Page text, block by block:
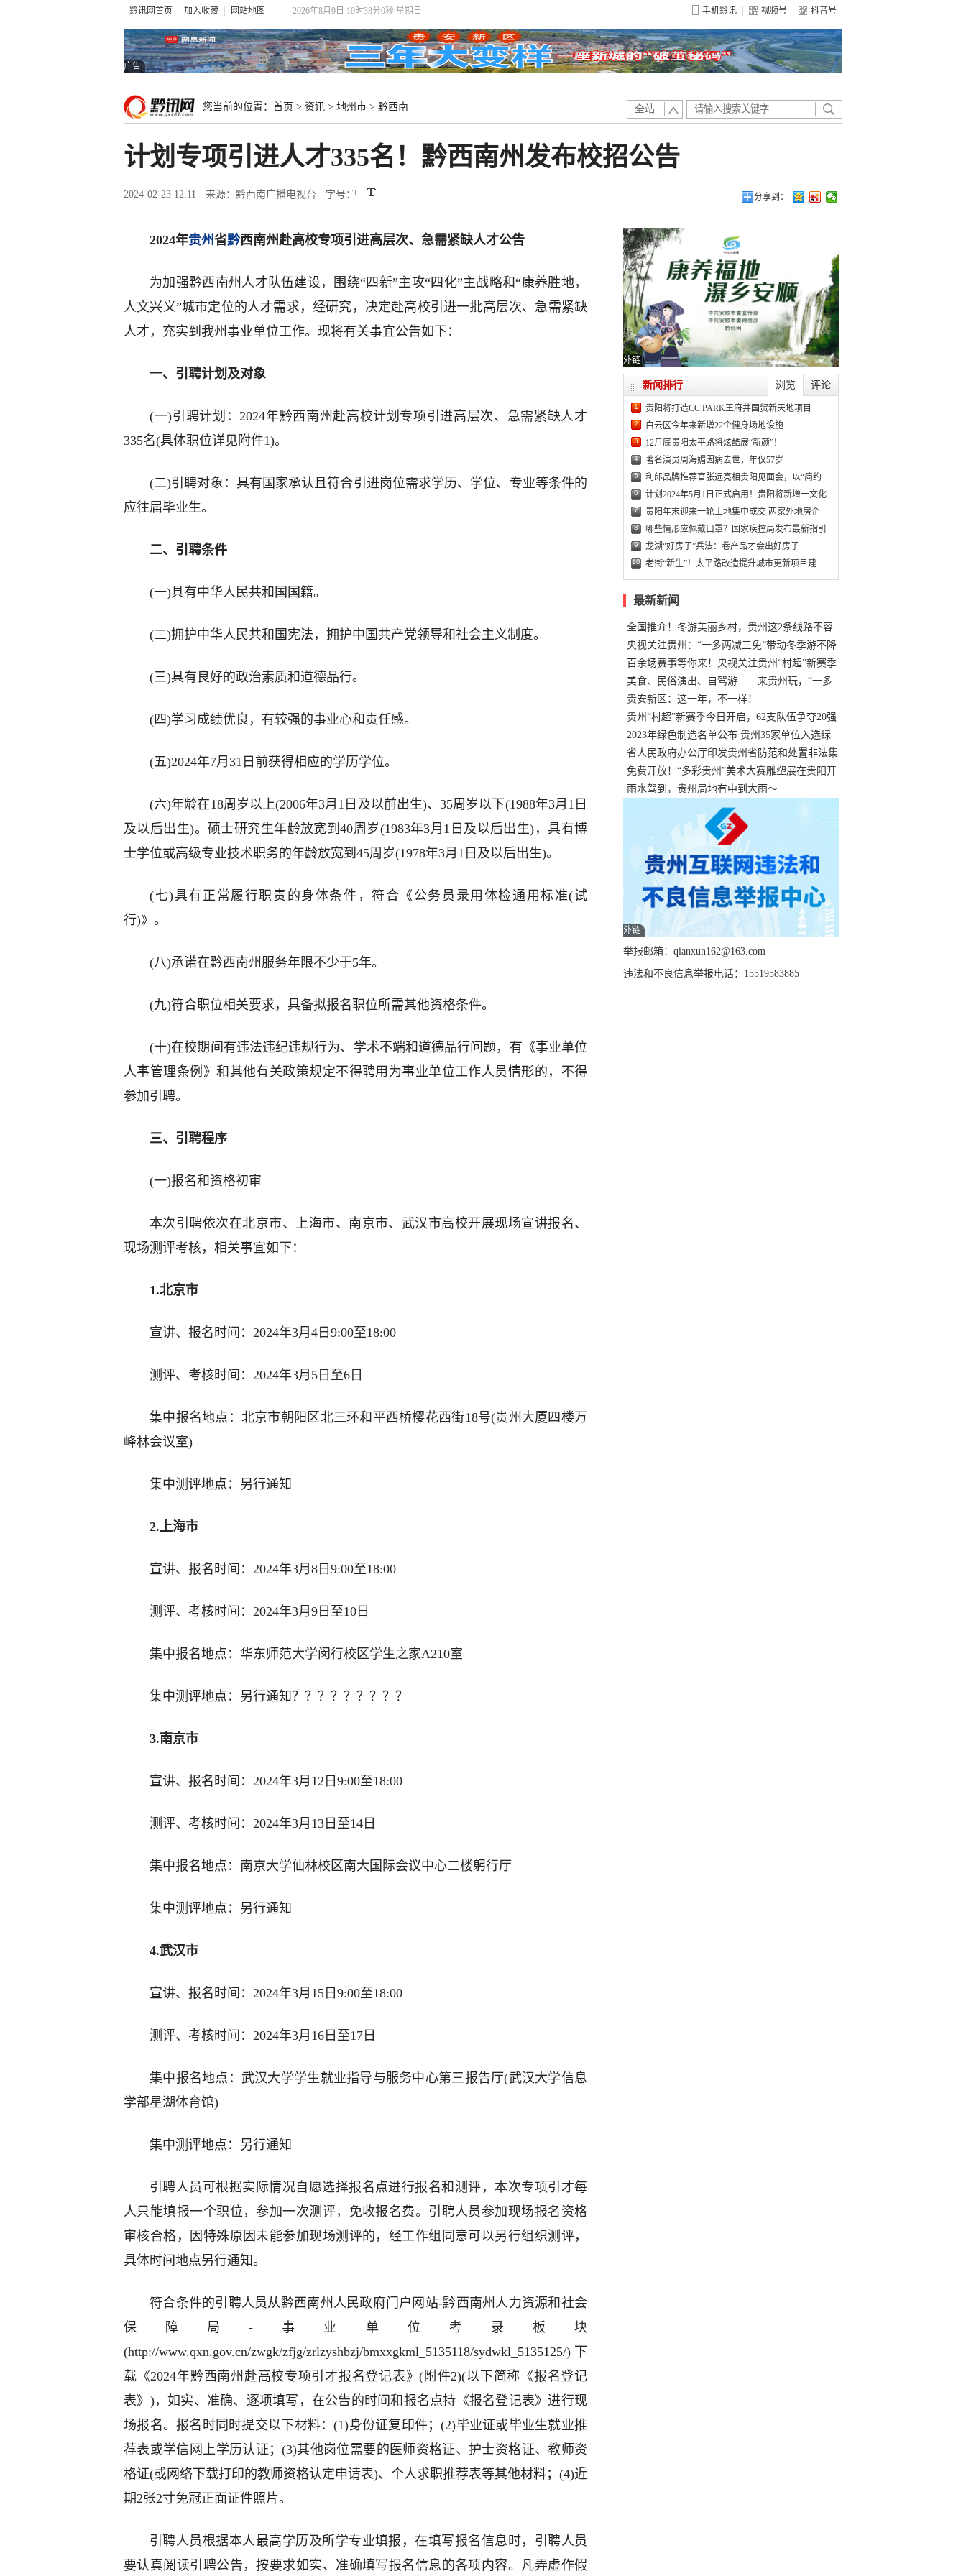
黔讯网首页 加入收藏 网站地图 2026年8月9日 10时38分1秒 星期日 手机黔讯 视频号 抖音号
广告
您当前的位置： 首页 > 资讯 > 地州市 > 黔西南 全站
计划专项引进人才335名！黔西南州发布校招公告
2024-02-23 12:11 来源：黔西南广播电视台 字号： 分享到：
2024年贵州省黔西南州赴高校专项引进高层次、急需紧缺人才公告
为加强黔西南州人才队伍建设，围绕“四新”主攻“四化”主战略和“康养胜地，
人文兴义”城市定位的人才需求，经研究，决定赴高校引进一批高层次、急需紧缺
人才，充实到我州事业单位工作。现将有关事宜公告如下：
一、引聘计划及对象
(一)引聘计划：2024年黔西南州赴高校计划专项引进高层次、急需紧缺人才
335名(具体职位详见附件1)。
(二)引聘对象：具有国家承认且符合引进岗位需求学历、学位、专业等条件的
应往届毕业生。
二、引聘条件
(一)具有中华人民共和国国籍。
(二)拥护中华人民共和国宪法，拥护中国共产党领导和社会主义制度。
(三)具有良好的政治素质和道德品行。
(四)学习成绩优良，有较强的事业心和责任感。
(五)2024年7月31日前获得相应的学历学位。
(六)年龄在18周岁以上(2006年3月1日及以前出生)、35周岁以下(1988年3月1日
及以后出生)。硕士研究生年龄放宽到40周岁(1983年3月1日及以后出生)，具有博
士学位或高级专业技术职务的年龄放宽到45周岁(1978年3月1日及以后出生)。
(七)具有正常履行职责的身体条件，符合《公务员录用体检通用标准(试
行)》。
(八)承诺在黔西南州服务年限不少于5年。
(九)符合职位相关要求，具备拟报名职位所需其他资格条件。
(十)在校期间有违法违纪违规行为、学术不端和道德品行问题，有《事业单位
人事管理条例》和其他有关政策规定不得聘用为事业单位工作人员情形的，不得
参加引聘。
三、引聘程序
(一)报名和资格初审
本次引聘依次在北京市、上海市、南京市、武汉市高校开展现场宣讲报名、
现场测评考核，相关事宜如下：
1.北京市
宣讲、报名时间：2024年3月4日9:00至18:00
测评、考核时间：2024年3月5日至6日
集中报名地点：北京市朝阳区北三环和平西桥樱花西街18号(贵州大厦四楼万
峰林会议室)
集中测评地点：另行通知
2.上海市
宣讲、报名时间：2024年3月8日9:00至18:00
测评、考核时间：2024年3月9日至10日
集中报名地点：华东师范大学闵行校区学生之家A210室
集中测评地点：另行通知？？？？？？？？？
3.南京市
宣讲、报名时间：2024年3月12日9:00至18:00
测评、考核时间：2024年3月13日至14日
集中报名地点：南京大学仙林校区南大国际会议中心二楼躬行厅
集中测评地点：另行通知
4.武汉市
宣讲、报名时间：2024年3月15日9:00至18:00
测评、考核时间：2024年3月16日至17日
集中报名地点：武汉大学学生就业指导与服务中心第三报告厅(武汉大学信息
学部星湖体育馆)
集中测评地点：另行通知
引聘人员可根据实际情况自愿选择报名点进行报名和测评，本次专项引才每
人只能填报一个职位，参加一次测评，免收报名费。引聘人员参加现场报名资格
审核合格，因特殊原因未能参加现场测评的，经工作组同意可以另行组织测评，
具体时间地点另行通知。
符合条件的引聘人员从黔西南州人民政府门户网站-黔西南州人力资源和社会
保障局-事业单位考录板块
(http://www.qxn.gov.cn/zwgk/zfjg/zrlzyshbzj/bmxxgkml_5135118/sydwkl_5135125/)下
载《2024年黔西南州赴高校专项引才报名登记表》(附件2)(以下简称《报名登记
表》)，如实、准确、逐项填写，在公告的时间和报名点持《报名登记表》进行现
场报名。报名时同时提交以下材料：(1)身份证复印件；(2)毕业证或毕业生就业推
荐表或学信网上学历认证；(3)其他岗位需要的医师资格证、护士资格证、教师资
格证(或网络下载打印的教师资格认定申请表)、个人求职推荐表等其他材料；(4)近
期2张2寸免冠正面证件照片。
引聘人员根据本人最高学历及所学专业填报，在填写报名信息时，引聘人员
要认真阅读引聘公告，按要求如实、准确填写报名信息的各项内容。凡弄虚作假
外链
浏览 评论
新闻排行
1 贵阳将打造CC PARK王府井国贸新天地项目
2 白云区今年来新增22个健身场地设施
3 12月底贵阳太平路将炫酷展“新颜”！
4 著名演员周海媚因病去世，年仅57岁
5 利郎品牌推荐官张远亮相贵阳见面会，以“简约
6 计划2024年5月1日正式启用！贵阳将新增一文化
7 贵阳年末迎来一轮土地集中成交 两家外地房企
8 哪些情形应佩戴口罩？国家疾控局发布最新指引
9 龙湖“好房子”兵法：卷产品才会出好房子
10 老街“新生”！太平路改造提升城市更新项目建
最新新闻
全国推介！冬游美丽乡村，贵州这2条线路不容
错过
央视关注贵州：“一多两减三免”带动冬季游不降
温
百余场赛事等你来！央视关注贵州“村超”新赛季
正式“打响”
美食、民俗演出、自驾游……来贵州玩，“一多
两减三免”！
贵安新区：这一年，不一样！
贵州“村超”新赛季今日开启，62支队伍争夺20强
名额
2023年绿色制造名单公布 贵州35家单位入选绿
色工厂
省人民政府办公厅印发贵州省防范和处置非法集
资工作实施细则
免费开放！“多彩贵州”美术大赛雕塑展在贵阳开
展，持续至1月19日
雨水驾到，贵州局地有中到大雨～
外链
举报邮箱：qianxun162@163.com
违法和不良信息举报电话：15519583885